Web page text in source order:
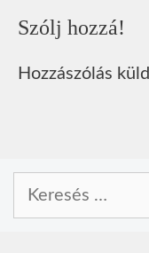
Szólj hozzá!
Hozzászólás